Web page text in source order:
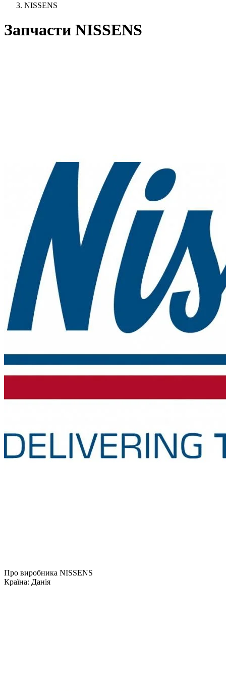
NISSENS
Запчасти NISSENS
Про виробника NISSENS
Країна: Данія